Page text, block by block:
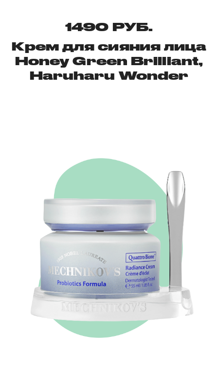
1490 РУБ.
Крем для сияния лица
Honey Green Brilliant,
Haruharu Wonder